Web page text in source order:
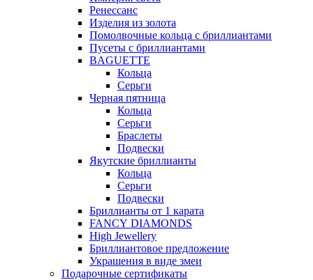
Ренессанс
Изделия из золота
Помолвочные кольца с бриллиантами
Пусеты с бриллиантами
BAGUETTE
Кольца
Серьги
Черная пятница
Кольца
Серьги
Браслеты
Подвески
Якутские бриллианты
Кольца
Серьги
Подвески
Бриллианты от 1 карата
FANCY DIAMONDS
High Jewellery
Бриллиантовое предложение
Украшения в виде змеи
Подарочные сертификаты